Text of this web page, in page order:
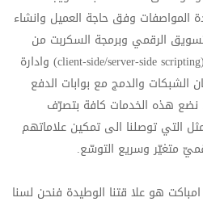
المواصفات وفق حاجة العميل وانشاء
الرقمي وبرمجة السكربت من
جهة الخادم ومن جهة العميل (client-side/server-side scripting) وادارة
الشبكات والدمج مع بوابات الدفع
نضع هذه الخدمات كافة بتصرّف
التي توصلنا الى تمكين علاماتهم
متغيّر وسريع التوسّع.
هو علا قتنا الوطيدة فنحن لسنا